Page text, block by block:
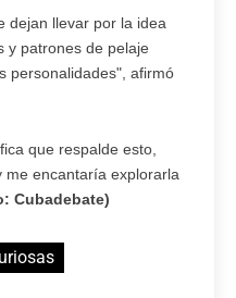
dejan llevar por la idea
y patrones de pelaje
personalidades", afirmó
que respalde esto,
me encantaría explorarla
Cubadebate)